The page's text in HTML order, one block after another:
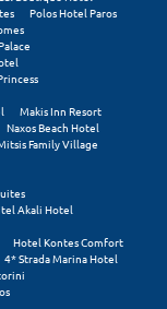
Polos Hotel Paros
Makis Inn Resort
Naxos Beach Hotel
Family Village
Akali Hotel
Hotel Kontes Comfort
4* Strada Marina Hotel